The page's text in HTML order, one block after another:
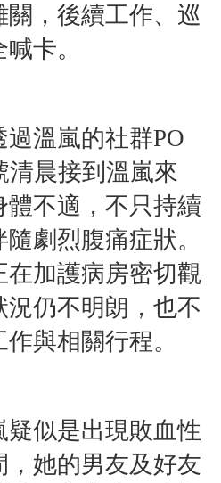
， 後續工作、巡
喊卡。
溫嵐的社群PO
清晨接到溫嵐來
體不適，不只持續
劇烈腹痛症狀。
在加護病房密切觀
仍不明朗，也不
與相關行程。
似是出現敗血性
她的男友及好友